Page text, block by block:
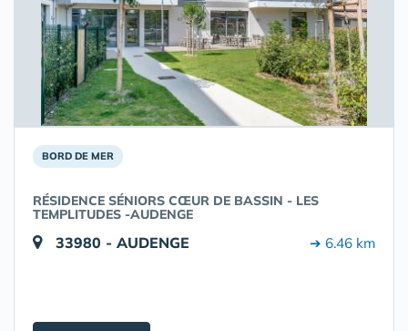
BORD DE MER
RÉSIDENCE SÉNIORS CŒUR DE BASSIN - LES
TEMPLITUDES -AUDENGE
33980 - AUDENGE ➔ 6.46 km